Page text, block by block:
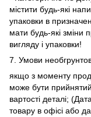
містити будь-які
упаковки в
мати будь-які зміни
вигляду і упаковки!
7. Умови
якщо з моменту
може бути
вартості деталі;
товару в офісі або